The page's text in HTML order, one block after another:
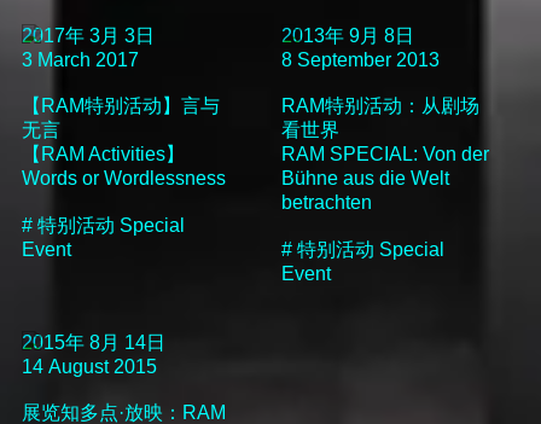
2017年 3月 3日
3 March 2017
【RAM特别活动】言与
无言
【RAM Activities】
Words or Wordlessness
#特别活动 Special
Event
2013年 9月 8日
8 September 2013
RAM特别活动：从剧场
看世界
RAM SPECIAL: Von der
Bühne aus die Welt
betrachten
#特别活动 Special
Event
2015年 8月 14日
14 August 2015
展览知多点·放映：RAM